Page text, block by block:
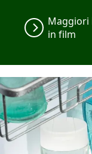
Maggiori
in film